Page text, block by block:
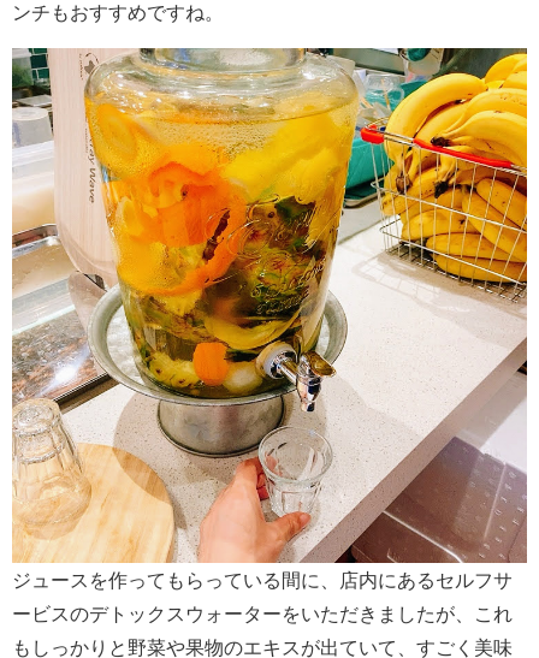
ンチもおすすめですね。
ジュースを作ってもらっている間に、店内にあるセルフサ
ービスのデトックスウォーターをいただきましたが、これ
もしっかりと野菜や果物のエキスが出ていて、すごく美味